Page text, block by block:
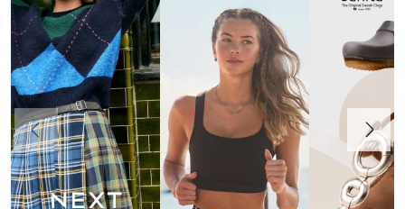
Précédent Suivant